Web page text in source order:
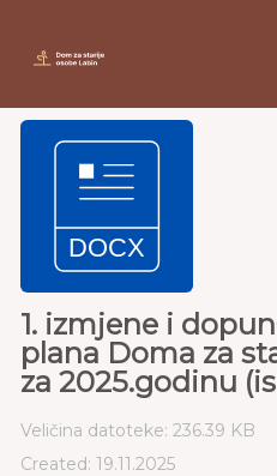
1. izmjene i
plana Doma za
za 2025.godinu
Veličina datoteke: 236.39 KB
Created: 19.11.2025